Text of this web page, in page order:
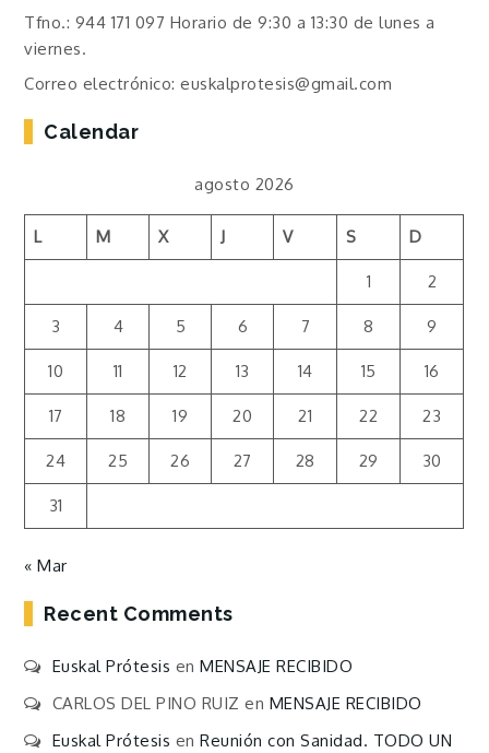
Tfno.: 944 171 097 Horario de 9:30 a 13:30 de lunes a
viernes.
Correo electrónico: euskalprotesis@gmail.com
Calendar
agosto 2026
L M X J V S D
1 2
3 4 5 6 7 8 9
10 11 12 13 14 15 16
17 18 19 20 21 22 23
24 25 26 27 28 29 30
31
« Mar
Recent Comments
Euskal Prótesis enMENSAJE RECIBIDO
CARLOS DEL PINO RUIZ en MENSAJE RECIBIDO
Euskal Prótesis enReunión con Sanidad. TODO UN